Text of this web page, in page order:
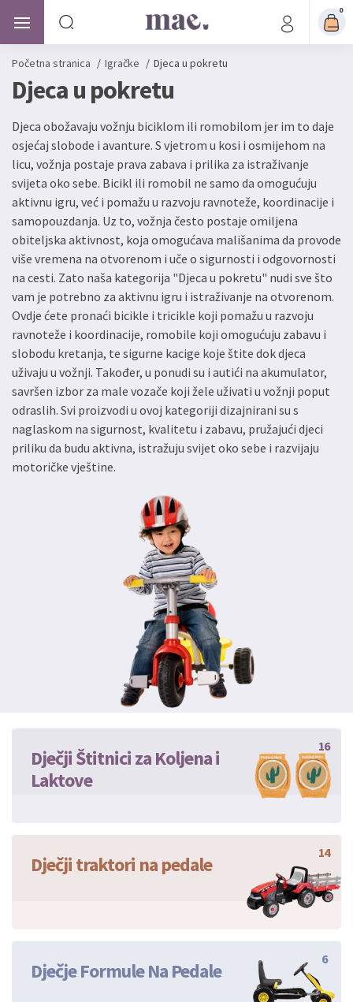
0
Početna stranica / Igračke / Djeca u pokretu
Djeca u pokretu
Djeca obožavaju vožnju biciklom ili romobilom jer im to daje
osjećaj slobode i avanture. S vjetrom u kosi i osmijehom na
licu, vožnja postaje prava zabava i prilika za istraživanje
svijeta oko sebe. Bicikl ili romobil ne samo da omogućuju
aktivnu igru, već i pomažu u razvoju ravnoteže, koordinacije i
samopouzdanja. Uz to, vožnja često postaje omiljena
obiteljska aktivnost, koja omogućava mališanima da provode
više vremena na otvorenom i uče o sigurnosti i odgovornosti
na cesti. Zato naša kategorija "Djeca u pokretu" nudi sve što
vam je potrebno za aktivnu igru i istraživanje na otvorenom.
Ovdje ćete pronaći bicikle i tricikle koji pomažu u razvoju
ravnoteže i koordinacije, romobile koji omogućuju zabavu i
slobodu kretanja, te sigurne kacige koje štite dok djeca
uživaju u vožnji. Također, u ponudi su i autići na akumulator,
savršen izbor za male vozače koji žele uživati u vožnji poput
odraslih. Svi proizvodi u ovoj kategoriji dizajnirani su s
naglaskom na sigurnost, kvalitetu i zabavu, pružajući djeci
priliku da budu aktivna, istražuju svijet oko sebe i razvijaju
motoričke vještine.
Dječji Štitnici za Koljena i
Laktove
16
Dječji traktori na pedale 14
Dječje Formule Na Pedale 6